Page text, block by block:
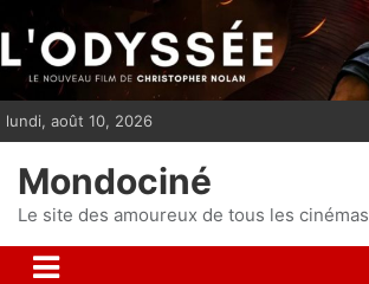
i
p
n
lundi, août 10, 2026
Mondociné
Le site des amoureux de tous les cinémas